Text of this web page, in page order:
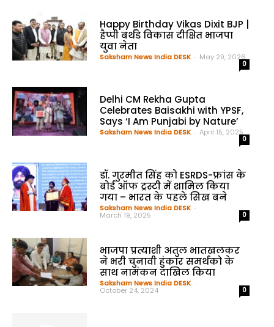
Happy Birthday Vikas Dixit BJP |
हैप्पी बर्थडे विकास दीक्षित भाजपा
युवा नेता
Saksham News India DESK - May 29, 2026
0
Delhi CM Rekha Gupta
Celebrates Baisakhi with YPSF,
Says ‘I Am Punjabi by Nature’
Saksham News India DESK - April 15, 2025
0
डॉ. गुरमीत सिंह को ESRDS-फ्रांस के
बोर्ड ऑफ ट्रस्टी में शामिल किया
गया – भारत के पहले सिख बने
Saksham News India DESK -
March 19, 2025 0
भाजपा प्रत्याशी अतुल भातखलकर
ने भरी चुनावी हुंकार समर्थको के
साथ नामंकन दाखिल किया
Saksham News India DESK -
October 24, 2024 0